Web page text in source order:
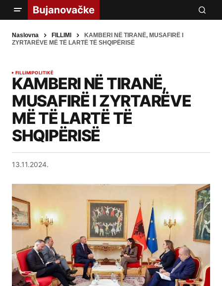
Naslovna FILLIMI
KAMBERI NË TIRANË, MUSAFIRË I
ZYRTARËVE MË TË LARTË TË SHQIPËRISË
FILLIMIPOLITIKË
KAMBERI NË TIRANË,
MUSAFIRË I ZYRTARËVE
MË TË LARTË TË
SHQIPËRISË
13.11.2024.